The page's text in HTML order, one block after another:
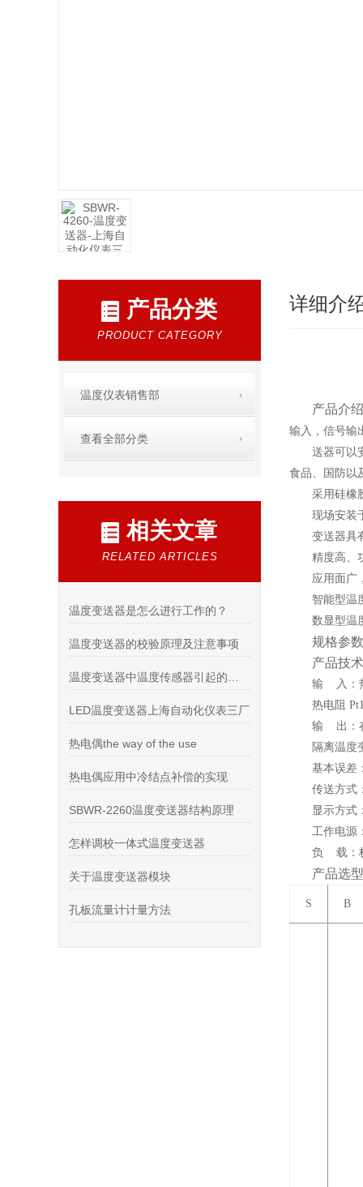
产品分类
PRODUCT CATEGORY
温度仪表销售部
查看全部分类
相关文章
RELATED ARTICLES
温度变送器是怎么进行工作的？
温度变送器的校验原理及注意事项
LED温度变送器上海自动化仪表三厂
热电偶the way of the use
热电偶应用中冷结点补偿的实现
SBWR-2260温度变送器结构原理
怎样调校一体式温度变送器
关于温度变送器模块
孔板流量计计量方法
详细介
产品介
输入，信号输
送器可以
食品、国防以
采用硅橡
现场安装
变送器具
精度高、
应用面广
智能型温
数显型温
规格参数
产品技
输 入：
热电阻
输 出：
隔离温度
基本误差
传送方式
显示方式
工作电源
负 载：
产品选
S B